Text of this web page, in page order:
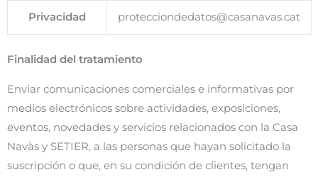
Privacidad protecciondedatos@casanavas.cat
Finalidad del tratamiento
Enviar comunicaciones comerciales e informativas por
medios electrónicos sobre actividades, exposiciones,
eventos, novedades y servicios relacionados con la Casa
Navàs y SETIER, a las personas que hayan solicitado la
suscripción o que, en su condición de clientes, tengan